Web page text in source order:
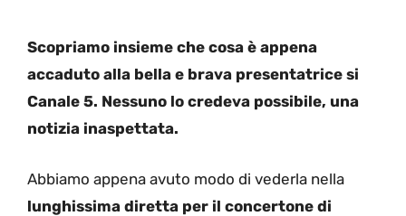
Scopriamo insieme che cosa è appena
accaduto alla bella e brava presentatrice si
Canale 5. Nessuno lo credeva possibile, una
notizia inaspettata.
Abbiamo appena avuto modo di vederla nella
lunghissima diretta per il concertone di